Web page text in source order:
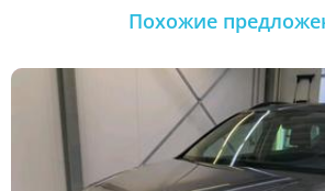
Похожие